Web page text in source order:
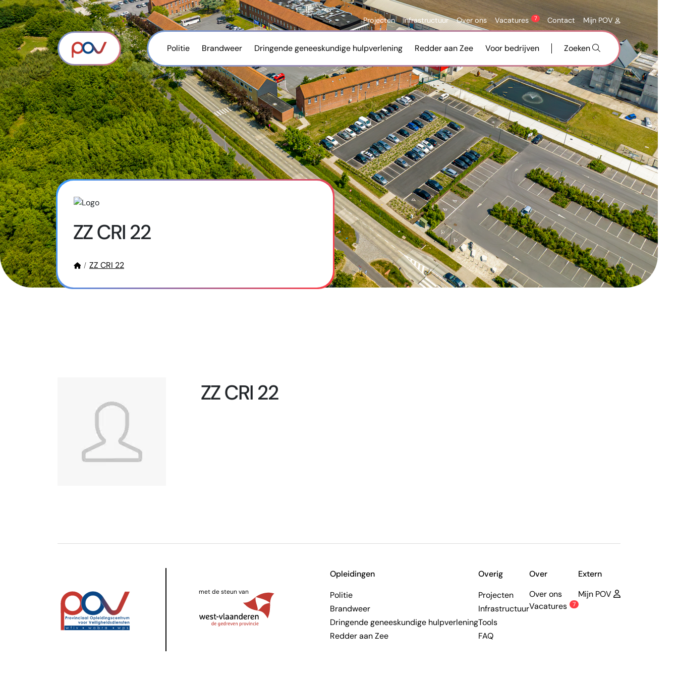
Projecten Infrastructuur Over ons Vacatures 7 Contact Mijn POV
Politie Brandweer Dringende geneeskundige hulpverlening Redder aan Zee Voor bedrijven Zoeken
ZZ CRI 22
ZZ CRI 22
ZZ CRI 22
met de steun van
Opleidingen
Politie
Brandweer
Dringende geneeskundige hulpverlening
Redder aan Zee
Overig
Projecten
Infrastructuur
Tools
FAQ
Over
Over ons
Vacatures
7
Extern
Mijn POV